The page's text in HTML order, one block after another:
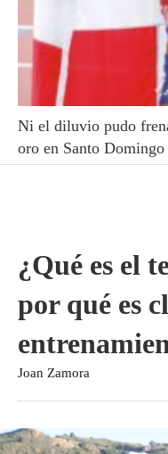
Ni el diluvio pudo
oro en Santo Domingo